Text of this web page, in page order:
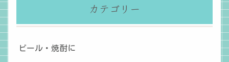
カテゴリー
ビール・焼酎に